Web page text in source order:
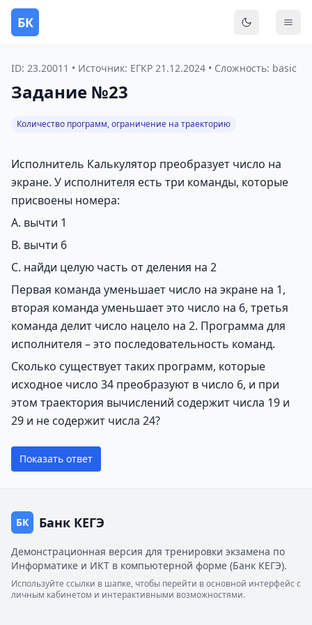
БК
ID: 23.20011 • Источник: ЕГКР 21.12.2024 • Сложность: basic
Задание №23
Количество программ, ограничение на траекторию
Исполнитель Калькулятор преобразует число на
экране. У исполнителя есть три команды, которые
присвоены номера:
A. вычти 1
B. вычти 6
C. найди целую часть от деления на 2
Первая команда уменьшает число на экране на 1,
вторая команда уменьшает это число на 6, третья
команда делит число нацело на 2. Программа для
исполнителя – это последовательность команд.
Сколько существует таких программ, которые
исходное число 34 преобразуют в число 6, и при
этом траектория вычислений содержит числа 19 и
29 и не содержит числа 24?
Показать ответ
БК Банк КЕГЭ
Демонстрационная версия для тренировки экзамена по
Информатике и ИКТ в компьютерной форме (Банк КЕГЭ).
Используйте ссылки в шапке, чтобы перейти в основной интерфейс с
личным кабинетом и интерактивными возможностями.